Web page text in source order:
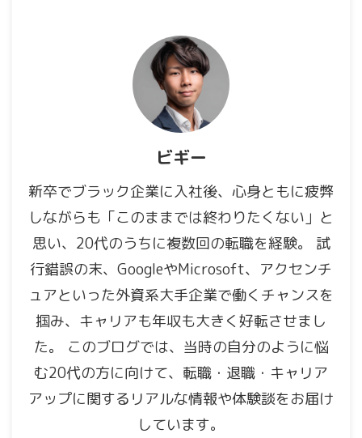
ビギー
新卒でブラック企業に入社後、心身ともに疲弊
しながらも「このままでは終わりたくない」と
思い、20代のうちに複数回の転職を経験。 試
行錯誤の末、GoogleやMicrosoft、アクセンチ
ュアといった外資系大手企業で働くチャンスを
掴み、キャリアも年収も大きく好転させまし
た。 このブログでは、当時の自分のように悩
む20代の方に向けて、転職・退職・キャリア
アップに関するリアルな情報や体験談をお届け
しています。